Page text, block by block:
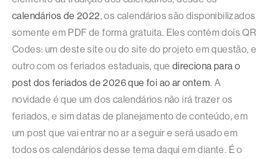
calendários de 2022, os calendários são disponibilizados
somente em PDF de forma gratuita. Eles contém dois QR
Codes: um deste site ou do site do projeto em questão, e
outro com os feriados estaduais, que direciona para o
post dos feriados de 2026 que foi ao ar ontem. A
novidade é que um dos calendários não irá trazer os
feriados, e sim datas de planejamento de conteúdo, em
um post que vai entrar no ar a seguir e será usado em
todos os calendários desse tema daqui em diante. É o